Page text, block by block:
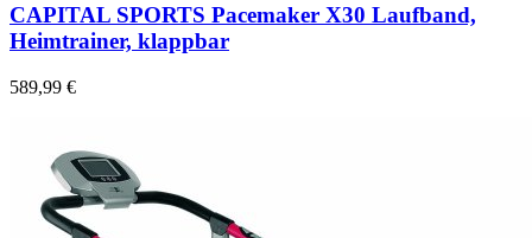
CAPITAL SPORTS Pacemaker X30 Laufband,
Heimtrainer, klappbar
589,99 €